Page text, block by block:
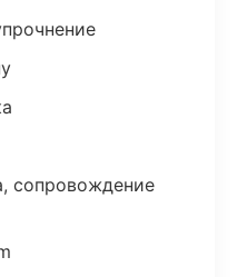
сопровождение